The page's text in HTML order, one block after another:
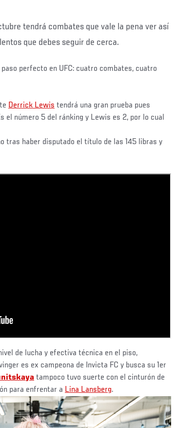
tendrá combates que vale la pena ver así
que debes seguir de cerca.
perfecto en UFC: cuatro combates, cuatro
Derrick Lewis tendrá una gran prueba pues
el número 5 del ránking y Lewis es 2, por lo cual
tras haber disputado el título de las 145 libras y
de lucha y efectiva técnica en el piso,
es ex campeona de Invicta FC y busca su 1er
tampoco tuvo suerte con el cinturón de
para enfrentar a Lina Lansberg.